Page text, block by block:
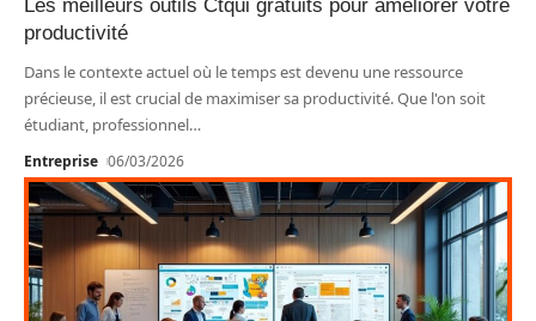
Les meilleurs outils Ctqui gratuits pour améliorer votre
productivité
Dans le contexte actuel où le temps est devenu une ressource
précieuse, il est crucial de maximiser sa productivité. Que l'on soit
étudiant, professionnel…
Entreprise 06/03/2026